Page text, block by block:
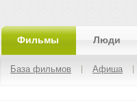
Фильмы Люди
База фильмов Афиша